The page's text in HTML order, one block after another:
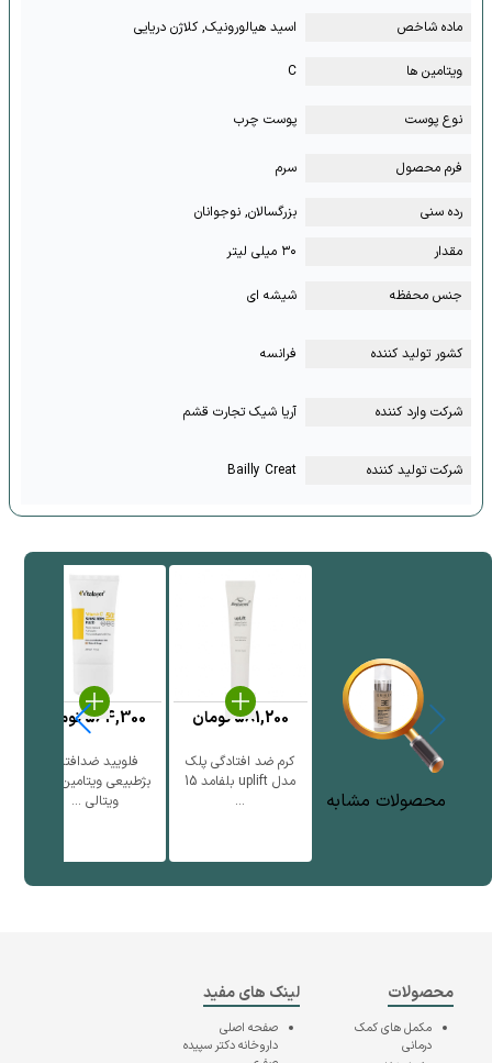
ماده شاخص اسید هیالورونیک, کلاژن دریایی
ویتامین ها C
نوع پوست پوست چرب
فرم محصول سرم
رده سنی
بزرگسالان, نوجوانان
مقدار
۳۰ میلی لیتر
جنس محفظه شیشه ای
کشور تولید کننده فرانسه
شرکت وارد کننده آریا شیک تجارت قشم
شرکت تولید کننده Bailly Creat
محصولات مشابه
کرم ضد افتادگی پلک
مدل uplift بلفامد 15
...
581,200تومان
فلویید ضدافتاب
بژطبیعی ویتامین سی
ویتالی ...
564,300تومان
محصولات
مکمل های کمک
درمانی
لینک های مفید
صفحه اصلی
داروخانه دکتر سپیده